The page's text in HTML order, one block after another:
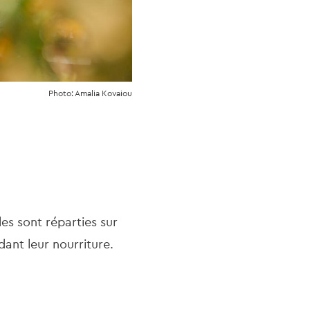
Photo: Amalia Kovaiou
sont réparties sur
leur nourriture.